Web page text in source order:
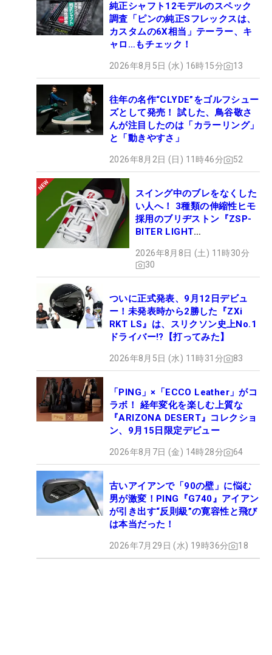
純正シャフト12モデルのスペック
調査「ピンの純正Sフレックスは、
カスタムの6X相当」テーラー、キ
ャロ…もチェック！
2026年8月5日 (水) 16時15分 13
往年の名作“CLYDE”をゴルフシュー
ズとして発売！ 試した、鳥谷敬さ
んが注目したのは「カラーリング」
と「動きやすさ」
2026年8月2日 (日) 11時46分 52
スイング中のブレをなくした
い人へ！ 3種類の伸縮性ヒモ
採用のブリヂストン『ZSP-
BITER LIGHT
ュー
2026年8月8日 (土) 11時30分
30
ついに正式発表、9月12日デビュ
ー！未発表時から2勝した『ZXi
RKT LS』は、スリクソン史上No.1
ドライバー!?【打ってみた】
2026年8月5日 (水) 11時31分 83
「PING」×「ECCO Leather」がコ
ラボ！ 経年変化を楽しむ上質な
『ARIZONA DESERT』コレクショ
ン、9月15日限定デビュー
2026年8月7日 (金) 14時28分 64
古いアイアンで「90の壁」に悩む
男が激変！PING『G740』アイアン
が引き出す“反則級”の寛容性と飛び
は本当だった！
2026年7月29日 (水) 19時36分 18